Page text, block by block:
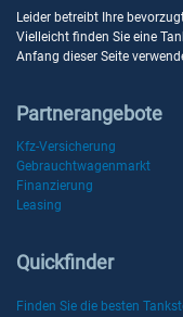
Leider betreibt Ihre
Vielleicht finden Sie eine
Anfang dieser Seite
Partnerangebote
Kfz-Versicherung
Gebrauchtwagenmarkt
Finanzierung
Leasing
Quickfinder
Finden Sie die besten